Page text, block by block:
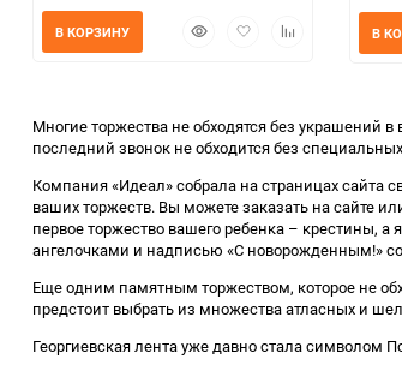
БыстрыйДобавитьДобавить
В КОРЗИНУ В
Многие торжества не обходятся без украшений
последний звонок не обходится без
Компания «Идеал» собрала на страницах сайта
ваших торжеств. Вы можете заказать на сайте
первое торжество вашего ребенка – крестины,
ангелочками и надписью «С новорожденным!»
Еще одним памятным торжеством, которое не
предстоит выбрать из множества атласных и
Георгиевская лента уже давно стала символом